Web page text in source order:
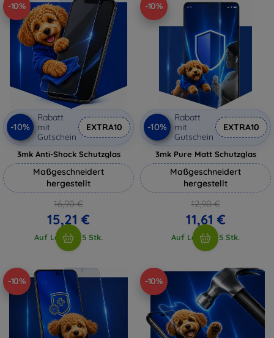
-10%
-10%
Rabatt
mit
Gutschein
EXTRA10
3mk Anti-Shock Schutzglas
Maßgeschneidert
hergestellt
16,90 €
15,21 €
Auf Lager > 5 Stk.
-10%
-10%
Rabatt
mit
Gutschein
EXTRA10
3mk Pure Matt Schutzglas
Maßgeschneidert
hergestellt
12,90 €
11,61 €
Auf Lager > 5 Stk.
-10% -10%